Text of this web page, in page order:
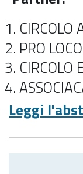
CIRCOLO
PRO
CIRCOLO
Leggi